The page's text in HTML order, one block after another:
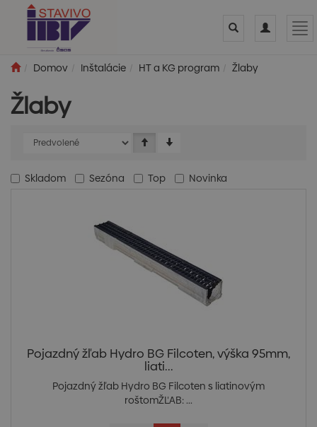
Toggle
Toggle
Domov
Inštalácie HT a KG program Žlaby
Žlaby
Skladom Sezóna Top Novinka
Pojazdný žľab Hydro BG Filcoten, výška 95mm,
liati...
Pojazdný žľab Hydro BG Filcoten s liatinovým
roštomŽĽAB: ...